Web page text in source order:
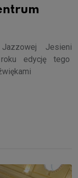
Jesieni
edycję tego